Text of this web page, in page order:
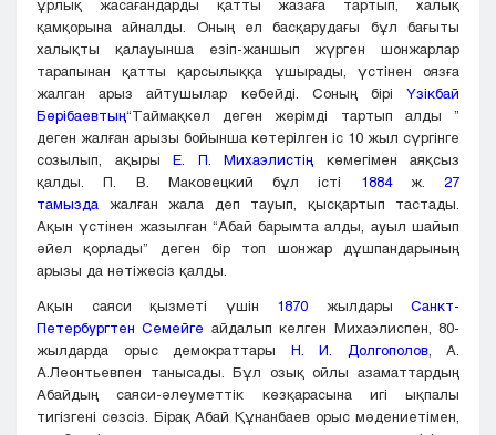
ұрлық жасағандарды қатты жазаға тартып, халық
қамқорына айналды. Оның ел басқарудағы бұл бағыты
халықты қалауынша езіп-жаншып жүрген шонжарлар
тарапынан қатты қарсылыққа ұшырады, үстінен оязға
жалган арыз айтушылар көбейді. Соның бірі Үзікбай
Бөрібаевтың“Таймақкөл деген жерімді тартып алды ”
деген жалған арызы бойынша көтерілген іс 10 жыл сүргінге
созылып, ақыры Е. П. Михаэлистің көмегімен аяқсыз
қалды. П. В. Маковецкий бұл істі 1884ж. 27
тамызда жалған жала деп тауып, қысқартып тастады.
Ақын үстінен жазылған “Абай барымта алды, ауыл шайып
әйел қорлады” деген бір топ шонжар дұшпандарының
арызы да нәтіжесіз қалды.
Ақын саяси қызметі үшін 1870 жылдары Санкт-
Петербургтен Семейге айдалып келген Михаэлиспен, 80-
жылдарда орыс демократтары Н. И. Долгополов, А.
А.Леонтьевпен танысады. Бұл озық ойлы азаматтардың
Абайдың саяси-әлеуметтік көзқарасына игі ықпалы
тигізгені сөзсіз. Бірақ Абай Құнанбаев орыс мәдениетімен,